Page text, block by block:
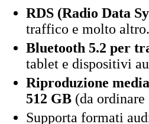
RDS (Radio Data
traffico e molto altro.
Bluetooth 5.2 per
tablet e dispositivi
Riproduzione
512 GB (da ordinare
Supporta formati